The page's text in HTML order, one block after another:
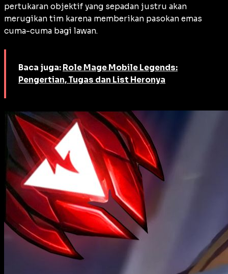
pertukaran objektif yang sepadan justru akan
merugikan tim karena memberikan pasokan emas
cuma-cuma bagi lawan.
Baca juga: Role Mage Mobile Legends:
Pengertian, Tugas dan List Heronya